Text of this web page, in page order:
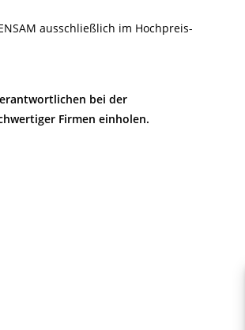
ausschließlich im Hochpreis-
bei der
Firmen einholen.